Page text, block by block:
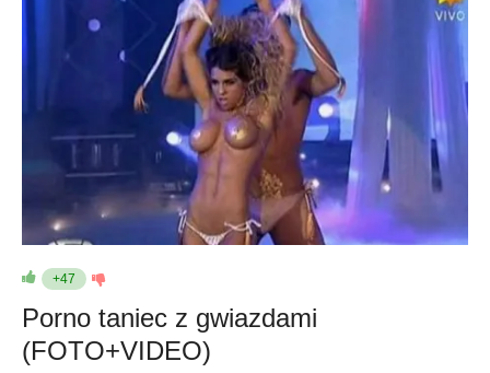
+47
Porno taniec z gwiazdami
(FOTO+VIDEO)